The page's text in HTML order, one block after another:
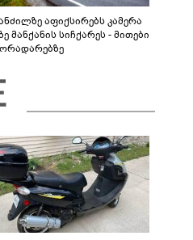
აფიქსირებს კამერა
მანქანის სიჩქარეს - მითები